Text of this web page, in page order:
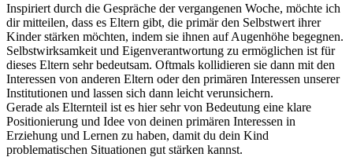
Inspiriert durch die Gespräche der vergangenen Woche, möchte ich
dir mitteilen, dass es Eltern gibt, die primär den Selbstwert ihrer
Kinder stärken möchten, indem sie ihnen auf Augenhöhe begegnen.
Selbstwirksamkeit und Eigenverantwortung zu ermöglichen ist für
dieses Eltern sehr bedeutsam. Oftmals kollidieren sie dann mit den
Interessen von anderen Eltern oder den primären Interessen unserer
Institutionen und lassen sich dann leicht verunsichern.
Gerade als Elternteil ist es hier sehr von Bedeutung eine klare
Positionierung und Idee von deinen primären Interessen in
Erziehung und Lernen zu haben, damit du dein Kind
problematischen Situationen gut stärken kannst.